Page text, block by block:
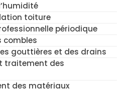
toiture
périodique
combles
gouttières et des drains
traitement des
des matériaux